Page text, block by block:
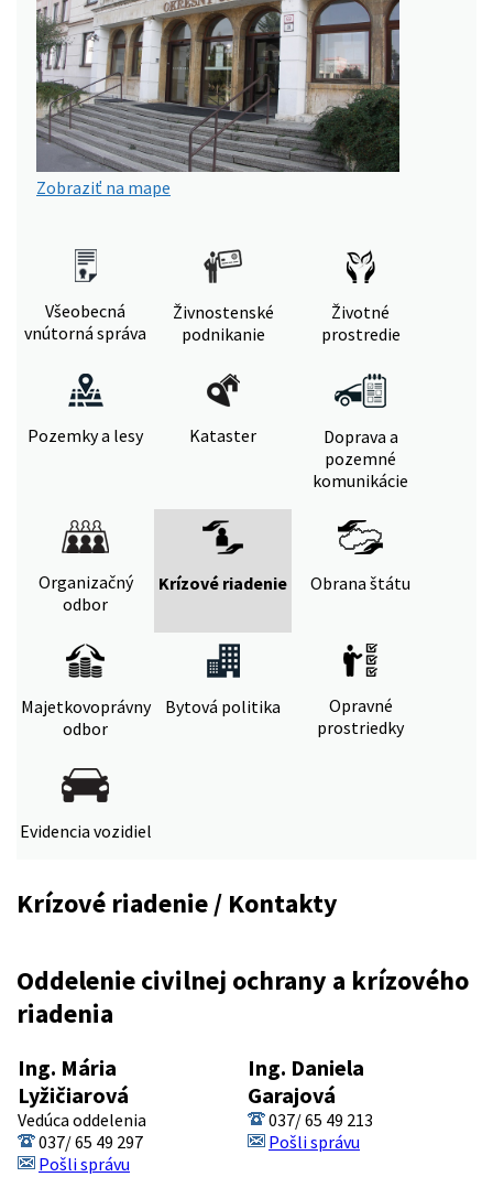
Zobraziť na mape
Všeobecná
vnútorná správa
Živnostenské
podnikanie
Životné
prostredie
Pozemky a lesy Kataster
Doprava a
pozemné
komunikácie
Organizačný
odbor
Krízové riadenie Obrana štátu
Majetkovoprávny
odbor
Bytová politika
Opravné
prostriedky
Evidencia vozidiel
Krízové riadenie / Kontakty
Oddelenie civilnej ochrany a krízového
riadenia
Ing. Mária
Lyžičiarová
Vedúca oddelenia
037/ 65 49 297
Pošli správu
Ing. Daniela
Garajová
037/ 65 49 213
Pošli správu